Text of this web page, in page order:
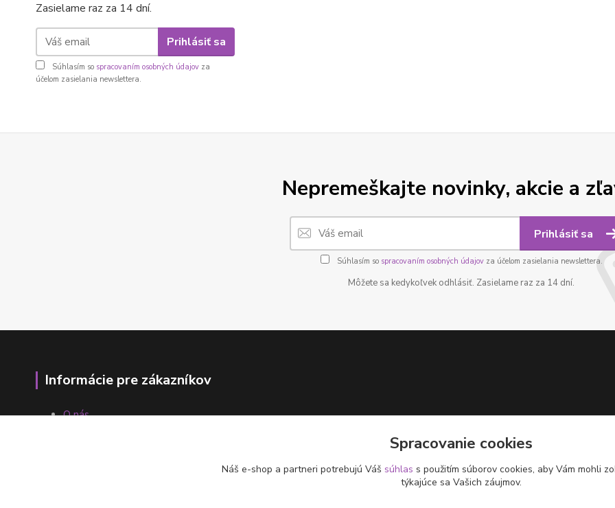
Zasielame raz za 14 dní.
Prihlásiť sa
Súhlasím so spracovaním osobných údajov za
účelom zasielania newslettera.
Nepremeškajte novinky, akcie a
Prihlásiť sa
Súhlasím so spracovaním osobných údajovza účelom zasielania newslettera.
Môžete sa kedykoľvek odhlásiť. Zasielame raz za 14 dní.
Informácie pre zákazníkov
O nás
Spracovanie cookies
Náš e-shop a partneri potrebujú Váš súhlas s použitím súborov cookies, aby Vám mohli
týkajúce sa Vašich záujmov.